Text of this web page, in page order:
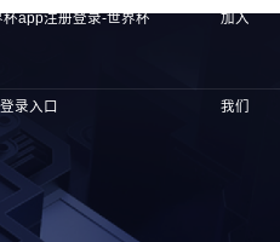
杯app注册登录-世界杯
录入口
加入
我们